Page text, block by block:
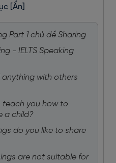
[Ẩn]
Part 1 chủ đề Sharing
- IELTS Speaking
anything with others
teach you how to
a child?
do you like to share
are not suitable for